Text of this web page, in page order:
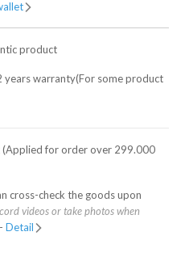
product
years warranty(For some product
for order over 299.000
cross-check the goods upon
videos or take photos when
- Detail